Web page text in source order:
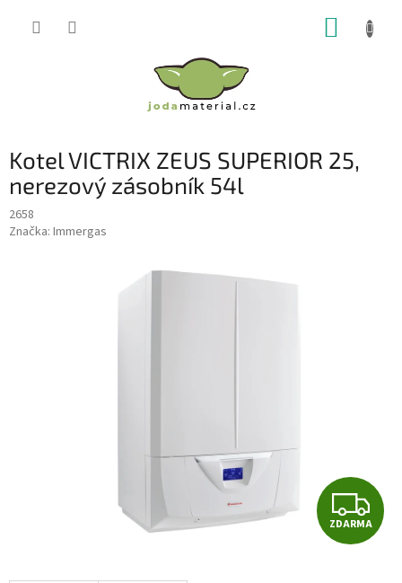
Kotel VICTRIX ZEUS SUPERIOR 25,
nerezový zásobník 54l
2658
Značka: Immergas
Z
D
ZDARMA